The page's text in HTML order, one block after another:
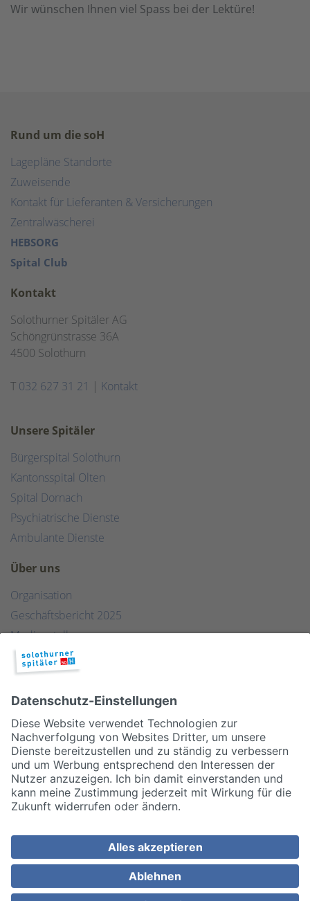
Wir wünschen Ihnen viel Spass bei der Lektüre!
Rund um die soH
Lagepläne Standorte
Zuweisende
Kontakt für Lieferanten & Versicherungen
Zentralwäscherei
HEBSORG
Spital Club
Kontakt
Solothurner Spitäler AG
Schöngrünstrasse 36A
4500 Solothurn
T 032 627 31 21 | Kontakt
Unsere Spitäler
Bürgerspital Solothurn
Kantonsspital Olten
Spital Dornach
Psychiatrische Dienste
Ambulante Dienste
Über uns
Organisation
Geschäftsbericht 2025
Medienstelle
Qualität
Publikationen & Links
Partner
Disclaimer/Datenschutz
Allgemeine Geschäftsbedingungen
Cookie Einstellungen